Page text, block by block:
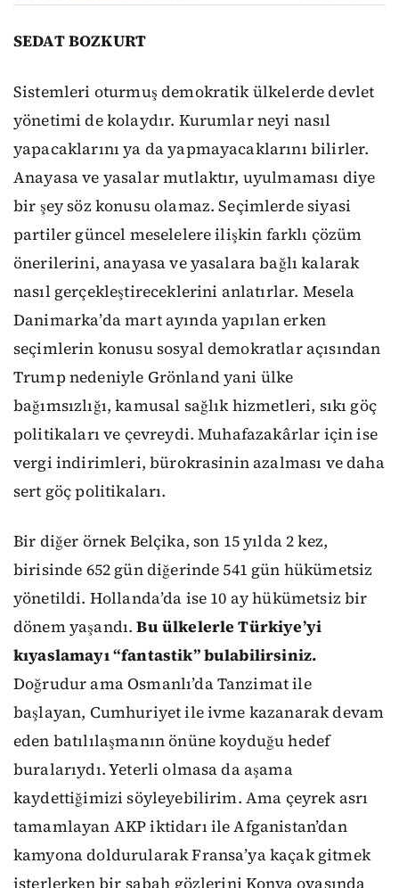
SEDAT BOZKURT
Sistemleri oturmuş demokratik ülkelerde devlet
yönetimi de kolaydır. Kurumlar neyi nasıl
yapacaklarını ya da yapmayacaklarını bilirler.
Anayasa ve yasalar mutlaktır, uyulmaması diye
bir şey söz konusu olamaz. Seçimlerde siyasi
partiler güncel meselelere ilişkin farklı çözüm
önerilerini, anayasa ve yasalara bağlı kalarak
nasıl gerçekleştireceklerini anlatırlar. Mesela
Danimarka’da mart ayında yapılan erken
seçimlerin konusu sosyal demokratlar açısından
Trump nedeniyle Grönland yani ülke
bağımsızlığı, kamusal sağlık hizmetleri, sıkı göç
politikaları ve çevreydi. Muhafazakârlar için ise
vergi indirimleri, bürokrasinin azalması ve daha
sert göç politikaları.
Bir diğer örnek Belçika, son 15 yılda 2 kez,
birisinde 652 gün diğerinde 541 gün hükümetsiz
yönetildi. Hollanda’da ise 10 ay hükümetsiz bir
dönem yaşandı.Bu ülkelerle Türkiye’yi
kıyaslamayı “fantastik” bulabilirsiniz.
Doğrudur ama Osmanlı’da Tanzimat ile
başlayan, Cumhuriyet ile ivme kazanarak devam
eden batılılaşmanın önüne koyduğu hedef
buralarıydı. Yeterli olmasa da aşama
kaydettiğimizi söyleyebilirim. Ama çeyrek asrı
tamamlayan AKP iktidarı ile Afganistan’dan
kamyona doldurularak Fransa’ya kaçak gitmek